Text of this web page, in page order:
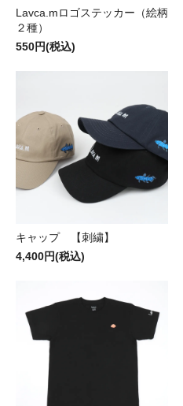
Lavca.mロゴステッカー（絵柄
２種）
550円(税込)
キャップ 【刺繍】
4,400円(税込)